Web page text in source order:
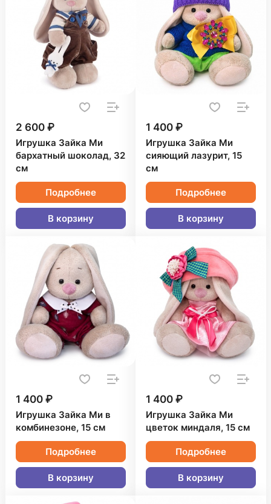
2 600 ₽
Игрушка Зайка Ми
бархатный шоколад, 32
см
Подробнее
В корзину
1 400 ₽
Игрушка Зайка Ми
сияющий лазурит, 15
см
Подробнее
В корзину
1 400 ₽
Игрушка Зайка Ми в
комбинезоне, 15 см
Подробнее
В корзину
1 400 ₽
Игрушка Зайка Ми
цветок миндаля, 15 см
Подробнее
В корзину